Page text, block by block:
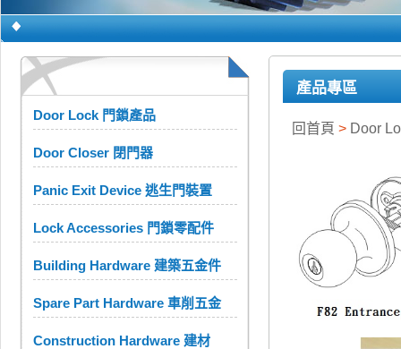
Door Lock 門鎖產品
Door Closer 閉門器
Panic Exit Device 逃生門裝置
Lock Accessories 門鎖零配件
Building Hardware 建築五金件
Spare Part Hardware 車削五金
Construction Hardware 建材
產品專區
回首頁 > Door